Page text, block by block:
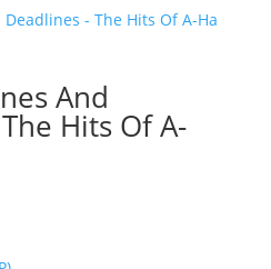
And
Hits Of A-